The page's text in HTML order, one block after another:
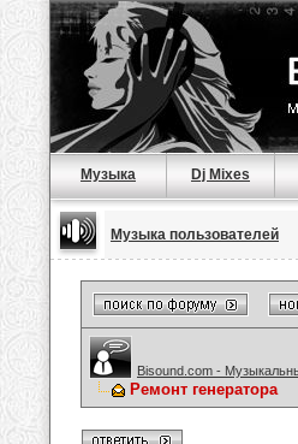
Музыка Dj Mixes
Музыка пользователей
Bisound.com -
Ремонт генератора